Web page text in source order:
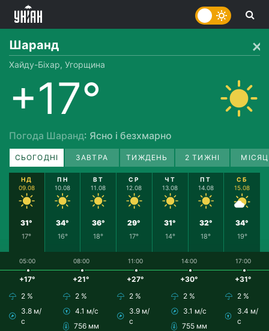
Шаранд
Хайду-Біхар, Угорщина
+17°
Погода Шаранд: Ясно і безхмарно
СЬОГОДНІ ЗАВТРА ТИЖДЕНЬ 2 ТИЖНІ
НД
09.08
31°
17°
ПН
10.08
34°
16°
ВТ
11.08
36°
18°
СР
12.08
29°
17°
ЧТ
13.08
31°
14°
ПТ
14.08
32°
18°
СБ
15.08
34°
19°
05:00
+17°
2 %
3.8 м/
с
08:00
+21°
2 %
4.1 м/с
756 мм
11:00
+27°
2 %
3.9 м/
с
14:00
+30°
2 %
3.1 м/с
755 мм
17:00
+31°
2 %
3.4 м/
с